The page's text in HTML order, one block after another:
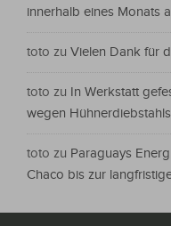
innerhalb eines Monats
toto zu Vielen Dank für
toto zu In Werkstatt
wegen
toto zu Paraguays
Chaco bis zur